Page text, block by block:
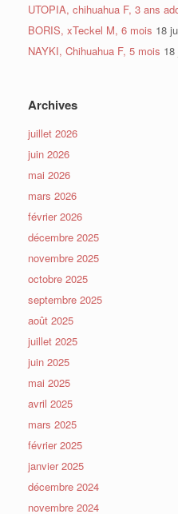
UTOPIA, chihuahua F, 3 ans
BORIS, xTeckel M, 6 mois 18
NAYKI, Chihuahua F, 5 mois
Archives
juillet 2026
juin 2026
mai 2026
mars 2026
février 2026
décembre 2025
novembre 2025
octobre 2025
septembre 2025
août 2025
juillet 2025
juin 2025
mai 2025
avril 2025
mars 2025
février 2025
janvier 2025
décembre 2024
novembre 2024